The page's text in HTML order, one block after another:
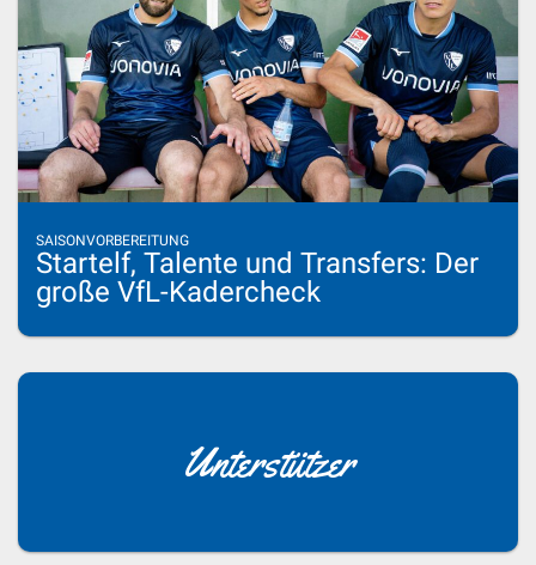
SAISONVORBEREITUNG
Startelf, Talente und Transfers: Der
große VfL-Kadercheck
Unterstützer